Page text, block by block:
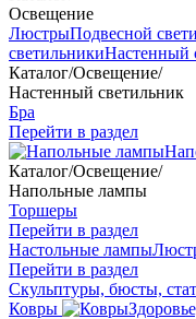
Освещение
ЛюстрыПодвесной
светильникиНастенный
Каталог/Освещение/
Настенный светильник
Бра
Перейти в раздел
Каталог/Освещение/
Напольные лампы
Торшеры
Перейти в раздел
Настольные лампы
Перейти в раздел
Скульптуры, бюсты,
Ковры